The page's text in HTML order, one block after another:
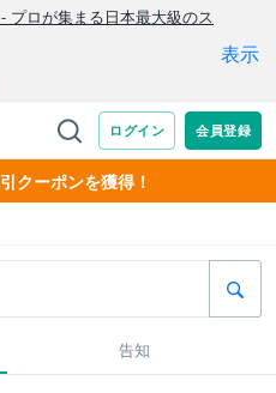
クーポンを獲得！
告知